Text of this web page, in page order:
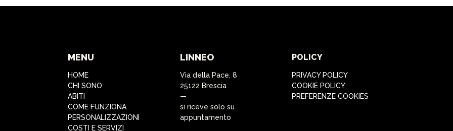
MENU
HOME
CHI SONO
ABITI
COME FUNZIONA
PERSONALIZZAZIONI
COSTI E SERVIZI
LINNEO
Via della Pace, 8
25122 Brescia
—
si riceve solo su
appuntamento
POLICY
PRIVACY POLICY
COOKIE POLICY
PREFERENZE COOKIES